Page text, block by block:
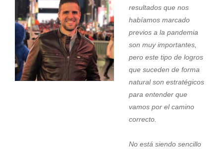
resultados que nos
habíamos marcado
previos a la pandemia
son muy importantes,
pero este tipo de logros
que suceden de forma
natural son estratégicos
para entender que
vamos por el camino
correcto.
No está siendo sencillo